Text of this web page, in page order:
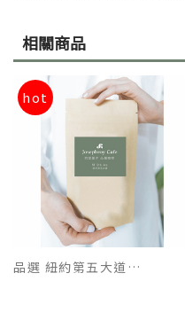
相關商品
hot
品選 紐約第五大道美式咖啡阿拉比卡原豆(227g) 適合日常黑咖啡飲用